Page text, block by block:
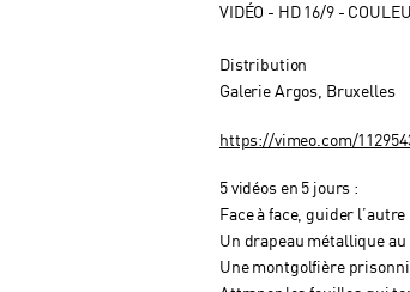
VIDÉO - HD 16/9 -
Distribution
Galerie Argos, Bruxelles
https://vimeo.com/
5 vidéos en 5 jours :
Face à face, guider
Un drapeau métallique au
Une montgolfière